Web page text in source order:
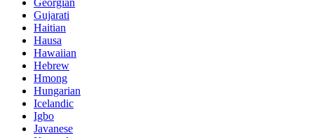
Gujarati
Haitian
Hausa
Hawaiian
Hebrew
Hmong
Hungarian
Icelandic
Igbo
Javanese